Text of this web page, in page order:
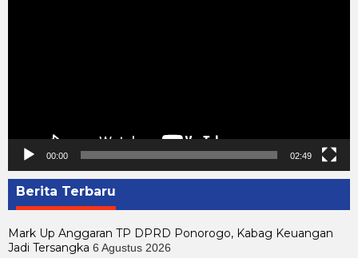
00:00 02:49
Berita Terbaru
Mark Up Anggaran TP DPRD Ponorogo, Kabag Keuangan
Jadi Tersangka 6 Agustus 2026